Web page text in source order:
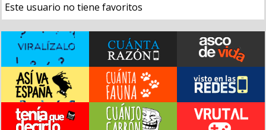
Este usuario no tiene favoritos